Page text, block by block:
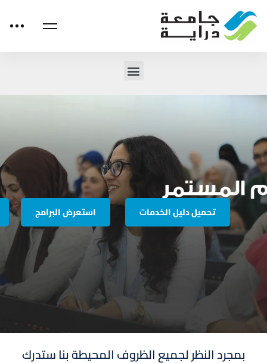
تحميل دليل الخدمات استعرض البرامج
بمجرد النظر لجميع الظروف المحيطة بنا ستدرك